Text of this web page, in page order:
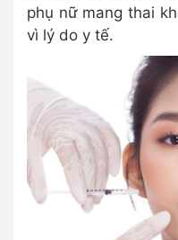
phụ nữ mang thai
vì lý do y tế.